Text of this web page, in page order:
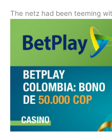
The netz had been teeming